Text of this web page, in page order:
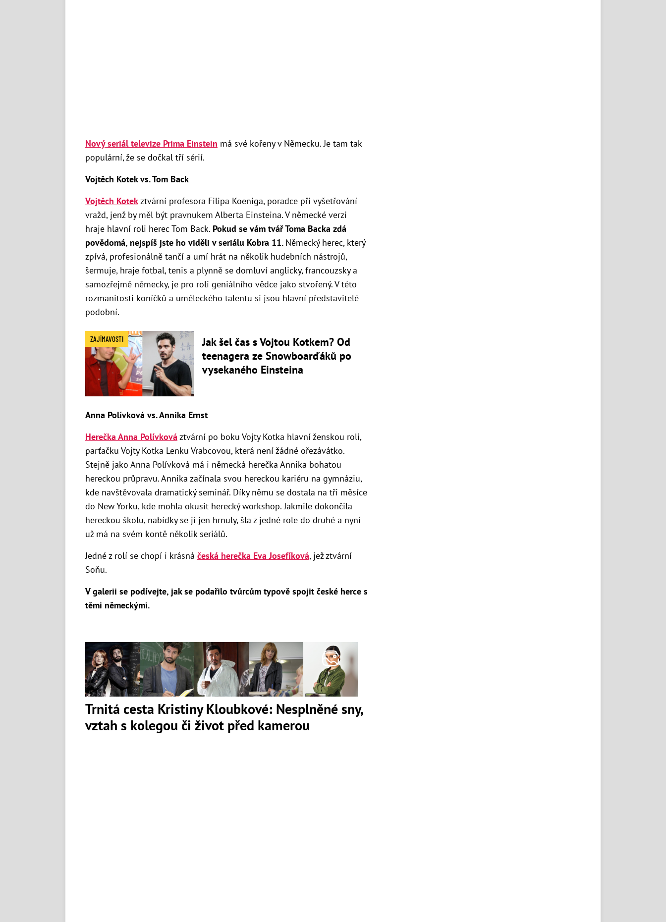
Nový seriál televize Prima Einstein má své kořeny v Německu. Je tam tak
populární, že se dočkal tří sérií.
Vojtěch Kotek vs. Tom Back
Vojtěch Kotekztvární profesora Filipa Koeniga, poradce při vyšetřování
vražd, jenž by měl být pravnukem Alberta Einsteina. V německé verzi
hraje hlavní roli herec Tom Back. Pokud se vám tvář Toma Backa zdá
povědomá, nejspíš jste ho viděli v seriálu Kobra 11. Německý herec, který
zpívá, profesionálně tančí a umí hrát na několik hudebních nástrojů,
šermuje, hraje fotbal, tenis a plynně se domluví anglicky, francouzsky a
samozřejmě německy, je pro roli geniálního vědce jako stvořený. V této
rozmanitosti koníčků a uměleckého talentu si jsou hlavní představitelé
podobní.
ZAJÍMAVOSTI
Jak šel čas s Vojtou Kotkem? Od
teenagera ze Snowboarďáků po
vysekaného Einsteina
Anna Polívková vs. Annika Ernst
Herečka Anna Polívková ztvární po boku Vojty Kotka hlavní ženskou roli,
parťačku Vojty Kotka Lenku Vrabcovou, která není žádné ořezávátko.
Stejně jako Anna Polívková má i německá herečka Annika bohatou
hereckou průpravu. Annika začínala svou hereckou kariéru na gymnáziu,
kde navštěvovala dramatický seminář. Díky němu se dostala na tři měsíce
do New Yorku, kde mohla okusit herecký workshop.Jakmile dokončila
hereckou školu, nabídky se jí jen hrnuly, šla z jedné role do druhé a nyní
už má na svém kontě několik seriálů.
Jedné z rolí se chopí i krásná česká herečka Eva Josefíková, jež ztvární
Soňu.
V galerii se podívejte, jak se podařilo tvůrcům typově spojit české herce s
těmi německými.
Trnitá cesta Kristiny Kloubkové: Nesplněné sny,
vztah s kolegou či život před kamerou